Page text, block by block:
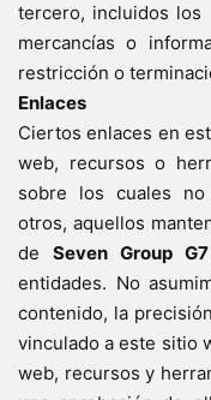
tercero, incluidos los
mercancías o
restricción o
Enlaces
Ciertos enlaces en
web, recursos o
sobre los cuales
otros, aquellos
de Seven Group G7
entidades. No
contenido, la
vinculado a este sitio
web, recursos y